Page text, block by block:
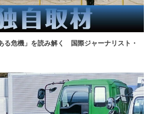
る危機」を読み解く 国際ジャーナリスト・